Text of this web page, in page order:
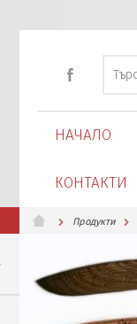
НАЧАЛО
КОНТАКТИ
Продукти